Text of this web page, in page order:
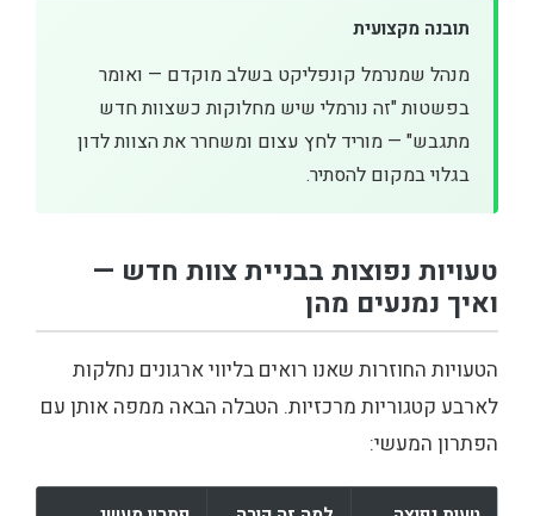
תובנה מקצועית
מנהל שמנרמל קונפליקט בשלב מוקדם — ואומר
בפשטות "זה נורמלי שיש מחלוקות כשצוות חדש
מתגבש" — מוריד לחץ עצום ומשחרר את הצוות לדון
בגלוי במקום להסתיר.
טעויות נפוצות בבניית צוות חדש —
ואיך נמנעים מהן
הטעויות החוזרות שאנו רואים בליווי ארגונים נחלקות
לארבע קטגוריות מרכזיות. הטבלה הבאה ממפה אותן עם
הפתרון המעשי: